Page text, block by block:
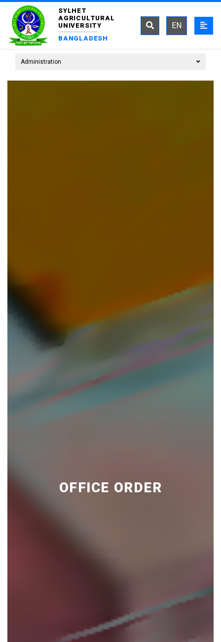
SYLHET
AGRICULTURAL
UNIVERSITY
BANGLADESH
EN
Administration
OFFICE ORDER